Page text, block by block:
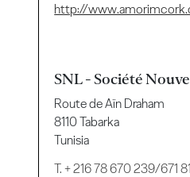
http://
SNL - Société
Route de Aïn Draham
8110 Tabarka
Tunisia
T.+ 216 78 670 239/671